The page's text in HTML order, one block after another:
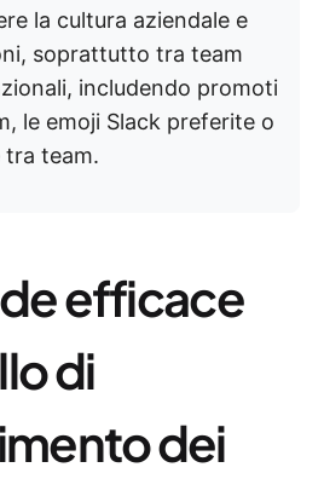
la cultura aziendale e
soprattutto tra team
includendo promoti
le emoji Slack preferite o
tra team.
efficace
di
dei